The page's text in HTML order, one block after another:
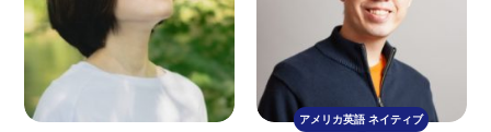
アメリカ英語ネイティブ